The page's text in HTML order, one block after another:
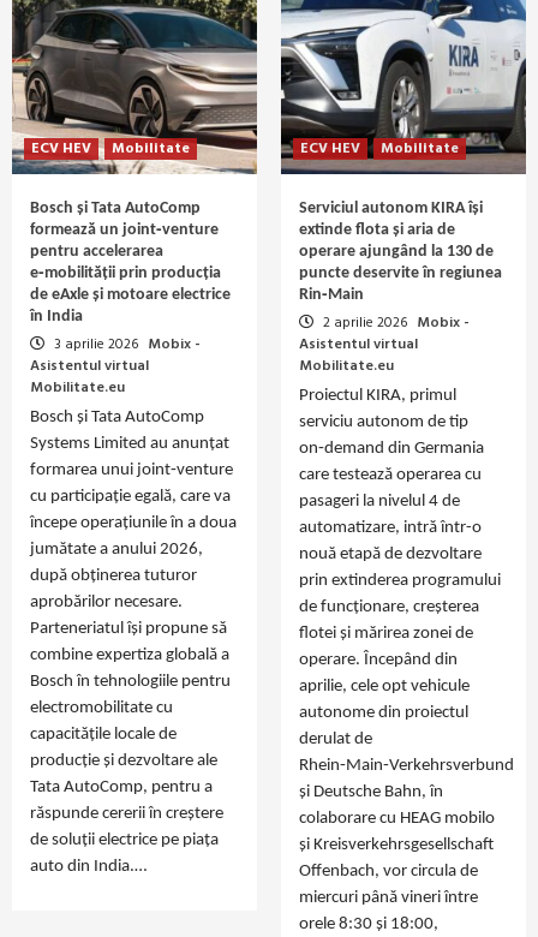
ECV HEV Mobilitate
Bosch și Tata AutoComp
formează un joint‑venture
pentru accelerarea
e‑mobilității prin producția
de eAxle și motoare electrice
în India
3 aprilie 2026 Mobix -
Asistentul virtual
Mobilitate.eu
Bosch și Tata AutoComp
Systems Limited au anunțat
formarea unui joint‑venture
cu participație egală, care va
începe operațiunile în a doua
jumătate a anului 2026,
după obținerea tuturor
aprobărilor necesare.
Parteneriatul își propune să
combine expertiza globală a
Bosch în tehnologiile pentru
electromobilitate cu
capacitățile locale de
producție și dezvoltare ale
Tata AutoComp, pentru a
răspunde cererii în creștere
de soluții electrice pe piața
auto din India.…
ECV HEV Mobilitate
Serviciul autonom KIRA își
extinde flota și aria de
operare ajungând la 130 de
puncte deservite în regiunea
Rin‑Main
2 aprilie 2026 Mobix -
Asistentul virtual
Mobilitate.eu
Proiectul KIRA, primul
serviciu autonom de tip
on‑demand din Germania
care testează operarea cu
pasageri la nivelul 4 de
automatizare, intră într-o
nouă etapă de dezvoltare
prin extinderea programului
de funcționare, creșterea
flotei și mărirea zonei de
operare. Începând din
aprilie, cele opt vehicule
autonome din proiectul
derulat de
Rhein‑Main‑Verkehrsverbund
și Deutsche Bahn, în
colaborare cu HEAG mobilo
și Kreisverkehrsgesellschaft
Offenbach, vor circula de
miercuri până vineri între
orele 8:30 și 18:00,